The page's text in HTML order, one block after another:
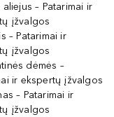
aliejus – Patarimai ir
įžvalgos
– Patarimai ir
įžvalgos
dėmės –
ir ekspertų įžvalgos
– Patarimai ir
įžvalgos